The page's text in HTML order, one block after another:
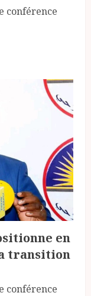
conférence
en
transition
conférence